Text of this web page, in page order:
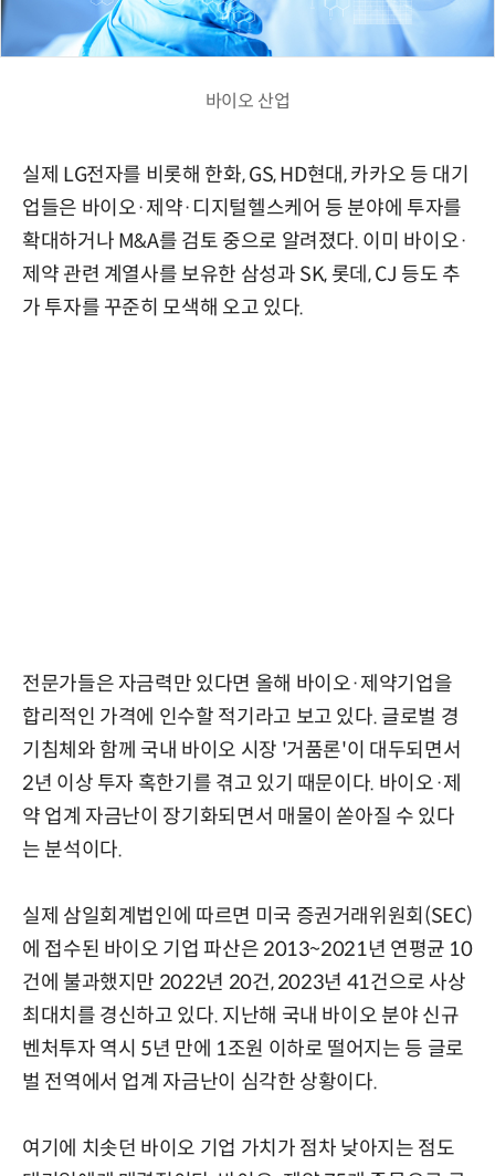
바이오 산업
실제 LG전자를 비롯해 한화, GS, HD현대, 카카오 등 대기
업들은 바이오·제약·디지털헬스케어 등 분야에 투자를
확대하거나 M&A를 검토 중으로 알려졌다. 이미 바이오·
제약 관련 계열사를 보유한 삼성과 SK, 롯데, CJ 등도 추
가 투자를 꾸준히 모색해 오고 있다.
전문가들은 자금력만 있다면 올해 바이오·제약기업을
합리적인 가격에 인수할 적기라고 보고 있다. 글로벌 경
기침체와 함께 국내 바이오 시장 '거품론'이 대두되면서
2년 이상 투자 혹한기를 겪고 있기 때문이다. 바이오·제
약 업계 자금난이 장기화되면서 매물이 쏟아질 수 있다
는 분석이다.
실제 삼일회계법인에 따르면 미국 증권거래위원회(SEC)
에 접수된 바이오 기업 파산은 2013~2021년 연평균 10
건에 불과했지만 2022년 20건, 2023년 41건으로 사상
최대치를 경신하고 있다. 지난해 국내 바이오 분야 신규
벤처투자 역시 5년 만에 1조원 이하로 떨어지는 등 글로
벌 전역에서 업계 자금난이 심각한 상황이다.
여기에 치솟던 바이오 기업 가치가 점차 낮아지는 점도